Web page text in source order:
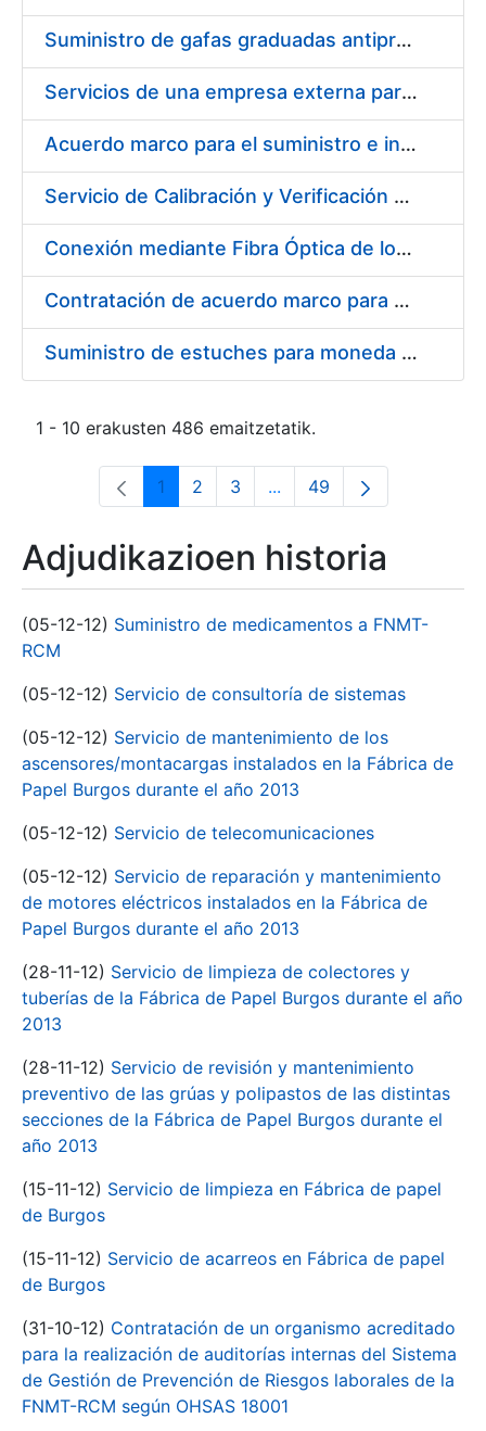
Suministro de gafas graduadas antiproyecciones para los trabajadores de la FNMT-RCM en los centros de trabajo de Madrid y Burgos
Servicios de una empresa externa para el asesoramiento y resolución de los recursos de alzada que se presentan relacionados con procesos de selección para la FNMT-RCM
Acuerdo marco para el suministro e instalación de persianas, estores y otros complementos
Servicio de Calibración y Verificación Externa de los Equipos de Medición del Servicio de Prevención de la FNMT-RCM
Conexión mediante Fibra Óptica de los Centros de Proceso de Datos (CPDs) de las sedes de la FNMT-RCM de Burgos y Madrid
Contratación de acuerdo marco para el Suministro de Material de Electricidad para la Fábrica Nacional de Moneda y Timbre-Real Casa de la Moneda en su centro de trabajo de Burgos
Suministro de estuches para moneda de 30 €
1 - 10 erakusten 486 emaitzetatik.
Orrialdea
1 Orrialdea
2 Orrialdea
3 ...Intermediate Pages Use
Orrialdea
49
Adjudikazioen historia
(05-12-12) Suministro de medicamentos a FNMT-
RCM
(05-12-12) Servicio de consultoría de sistemas
(05-12-12) Servicio de mantenimiento de los
ascensores/montacargas instalados en la Fábrica de
Papel Burgos durante el año 2013
(05-12-12) Servicio de telecomunicaciones
(05-12-12) Servicio de reparación y mantenimiento
de motores eléctricos instalados en la Fábrica de
Papel Burgos durante el año 2013
(28-11-12) Servicio de limpieza de colectores y
tuberías de la Fábrica de Papel Burgos durante el año
2013
(28-11-12) Servicio de revisión y mantenimiento
preventivo de las grúas y polipastos de las distintas
secciones de la Fábrica de Papel Burgos durante el
año 2013
(15-11-12) Servicio de limpieza en Fábrica de papel
de Burgos
(15-11-12) Servicio de acarreos en Fábrica de papel
de Burgos
(31-10-12) Contratación de un organismo acreditado
para la realización de auditorías internas del Sistema
de Gestión de Prevención de Riesgos laborales de la
FNMT-RCM según OHSAS 18001